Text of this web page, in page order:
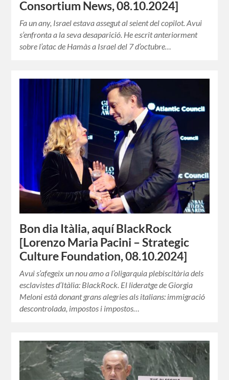
Consortium News, 08.10.2024]
Fa un any, Israel estava assegut al seient del copilot. Avui
s’enfronta a la seva desaparició. He escrit anteriorment
sobre l’atac de Hamàs a Israel del 7 d’octubre…
Bon dia Itàlia, aquí BlackRock
[Lorenzo Maria Pacini – Strategic
Culture Foundation, 08.10.2024]
Avui s’afegeix un nou amo a l’oligarquia plebiscitària dels
esclavistes d’Itàlia: BlackRock. El lideratge de Giorgia
Meloni està donant grans alegries als italians: immigració
descontrolada, impostos i impostos…